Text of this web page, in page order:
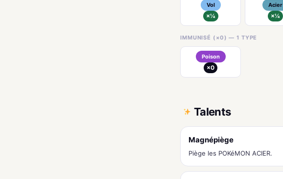
Vol
×¼
Acier
×¼
IMMUNISÉ (×0) — 1 TYPE
Poison
×0
Talents
Magnépiège
Piège les POKéMON ACIER.